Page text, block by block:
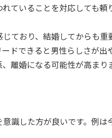
ていることを対応しても頼
ており、結婚してからも重
ドできると男性らしさが出
離婚になる可能性が高まり
識した方が良いです。例は